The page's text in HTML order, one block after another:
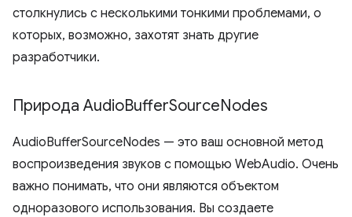
столкнулись с несколькими тонкими проблемами, о
которых, возможно, захотят знать другие
разработчики.
Природа AudioBufferSourceNodes
AudioBufferSourceNodes — это ваш основной метод
воспроизведения звуков с помощью WebAudio. Очень
важно понимать, что они являются объектом
одноразового использования. Вы создаете